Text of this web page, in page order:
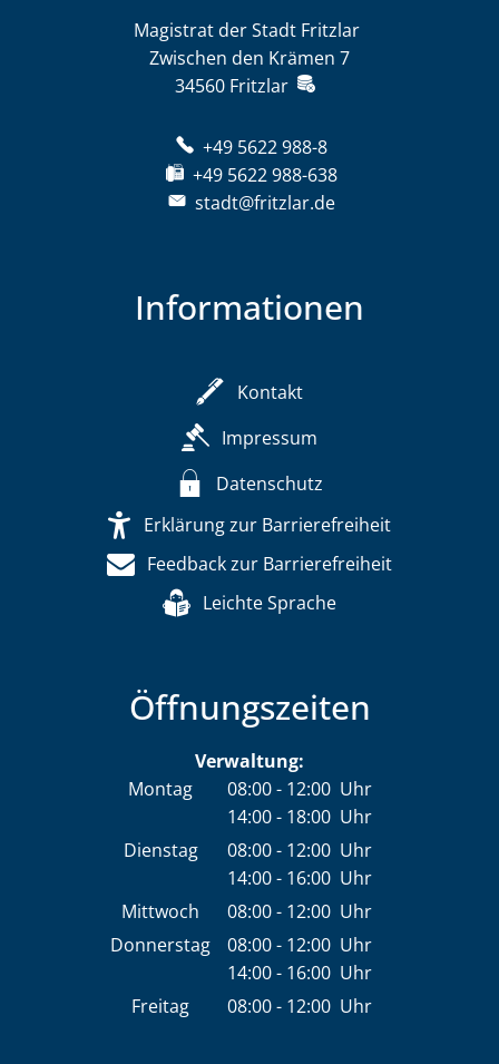
Magistrat der Stadt Fritzlar
Zwischen den Krämen 7
34560 Fritzlar
+49 5622 988-8
+49 5622 988-638
stadt@fritzlar.de
Informationen
Kontakt
Impressum
Datenschutz
Erklärung zur Barrierefreiheit
Feedback zur Barrierefreiheit
Leichte Sprache
Öffnungszeiten
Verwaltung:
Montag
08:00- 12:00 Uhr
Von 08:00 bis 12:00 Uhr
14:00- 18:00 Uhr
Von 14:00 bis 18:00 Uhr
Dienstag 08:00- 12:00 Uhr
Von 08:00 bis 12:00 Uhr
14:00- 16:00 Uhr
Von 14:00 bis 16:00 Uhr
Mittwoch 08:00- 12:00 Uhr
Von 08:00 bis 12:00 Uhr
Donnerstag 08:00- 12:00 Uhr
Von 08:00 bis 12:00 Uhr
14:00- 16:00 Uhr
Von 14:00 bis 16:00 Uhr
Freitag 08:00- 12:00 Uhr